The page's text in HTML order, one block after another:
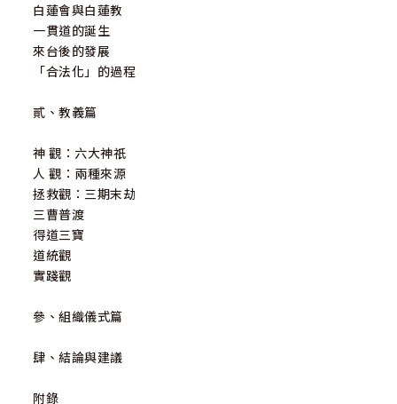
白蓮會與白蓮教
一貫道的誕生
來台後的發展
「合法化」的過程
貳、教義篇
神 觀：六大神祇
人 觀：兩種來源
拯救觀：三期末劫
三曹普渡
得道三寶
道統觀
實踐觀
參、組織儀式篇
肆、結論與建議
附錄